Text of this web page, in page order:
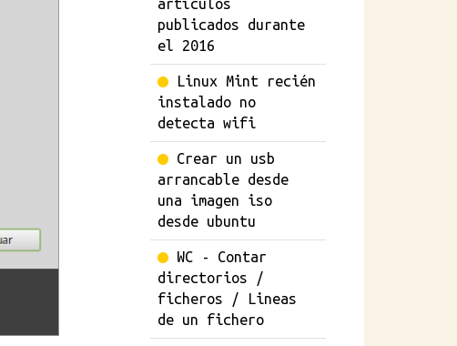
artículos
publicados durante
el 2016
Linux Mint recién
instalado no
detecta wifi
Crear un usb
arrancable desde
una imagen iso
desde ubuntu
WC - Contar
directorios /
ficheros / Lineas
de un fichero